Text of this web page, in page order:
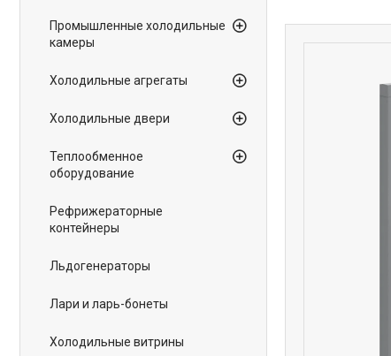
Промышленные холодильные
камеры
Холодильные агрегаты
Холодильные двери
Теплообменное
оборудование
Рефрижераторные
контейнеры
Льдогенераторы
Лари и ларь-бонеты
Холодильные витрины